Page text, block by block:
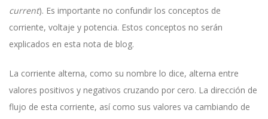
current). Es importante no confundir los conceptos de
corriente, voltaje y potencia. Estos conceptos no serán
explicados en esta nota de blog.
La corriente alterna, como su nombre lo dice, alterna entre
valores positivos y negativos cruzando por cero. La dirección de
flujo de esta corriente, así como sus valores va cambiando de